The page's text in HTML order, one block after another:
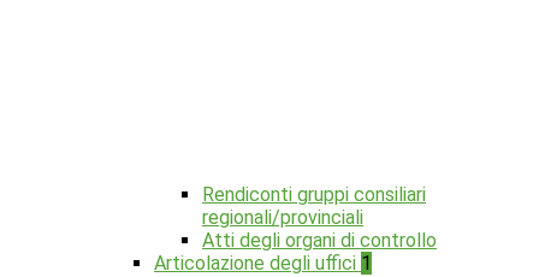
Rendiconti gruppi consiliari
regionali/provinciali
Atti degli organi di controllo
Articolazione degli uffici 1